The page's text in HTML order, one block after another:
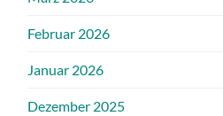
Februar 2026
Januar 2026
Dezember 2025